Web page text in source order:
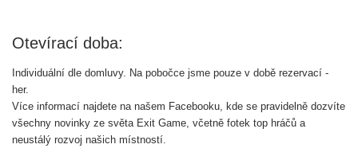
Otevírací doba:
Individuální dle domluvy. Na pobočce jsme pouze v době rezervací -
her.
Více informací najdete na našem Facebooku, kde se pravidelně dozvíte
všechny novinky ze světa Exit Game, včetně fotek top hráčů a
neustálý rozvoj našich místností.